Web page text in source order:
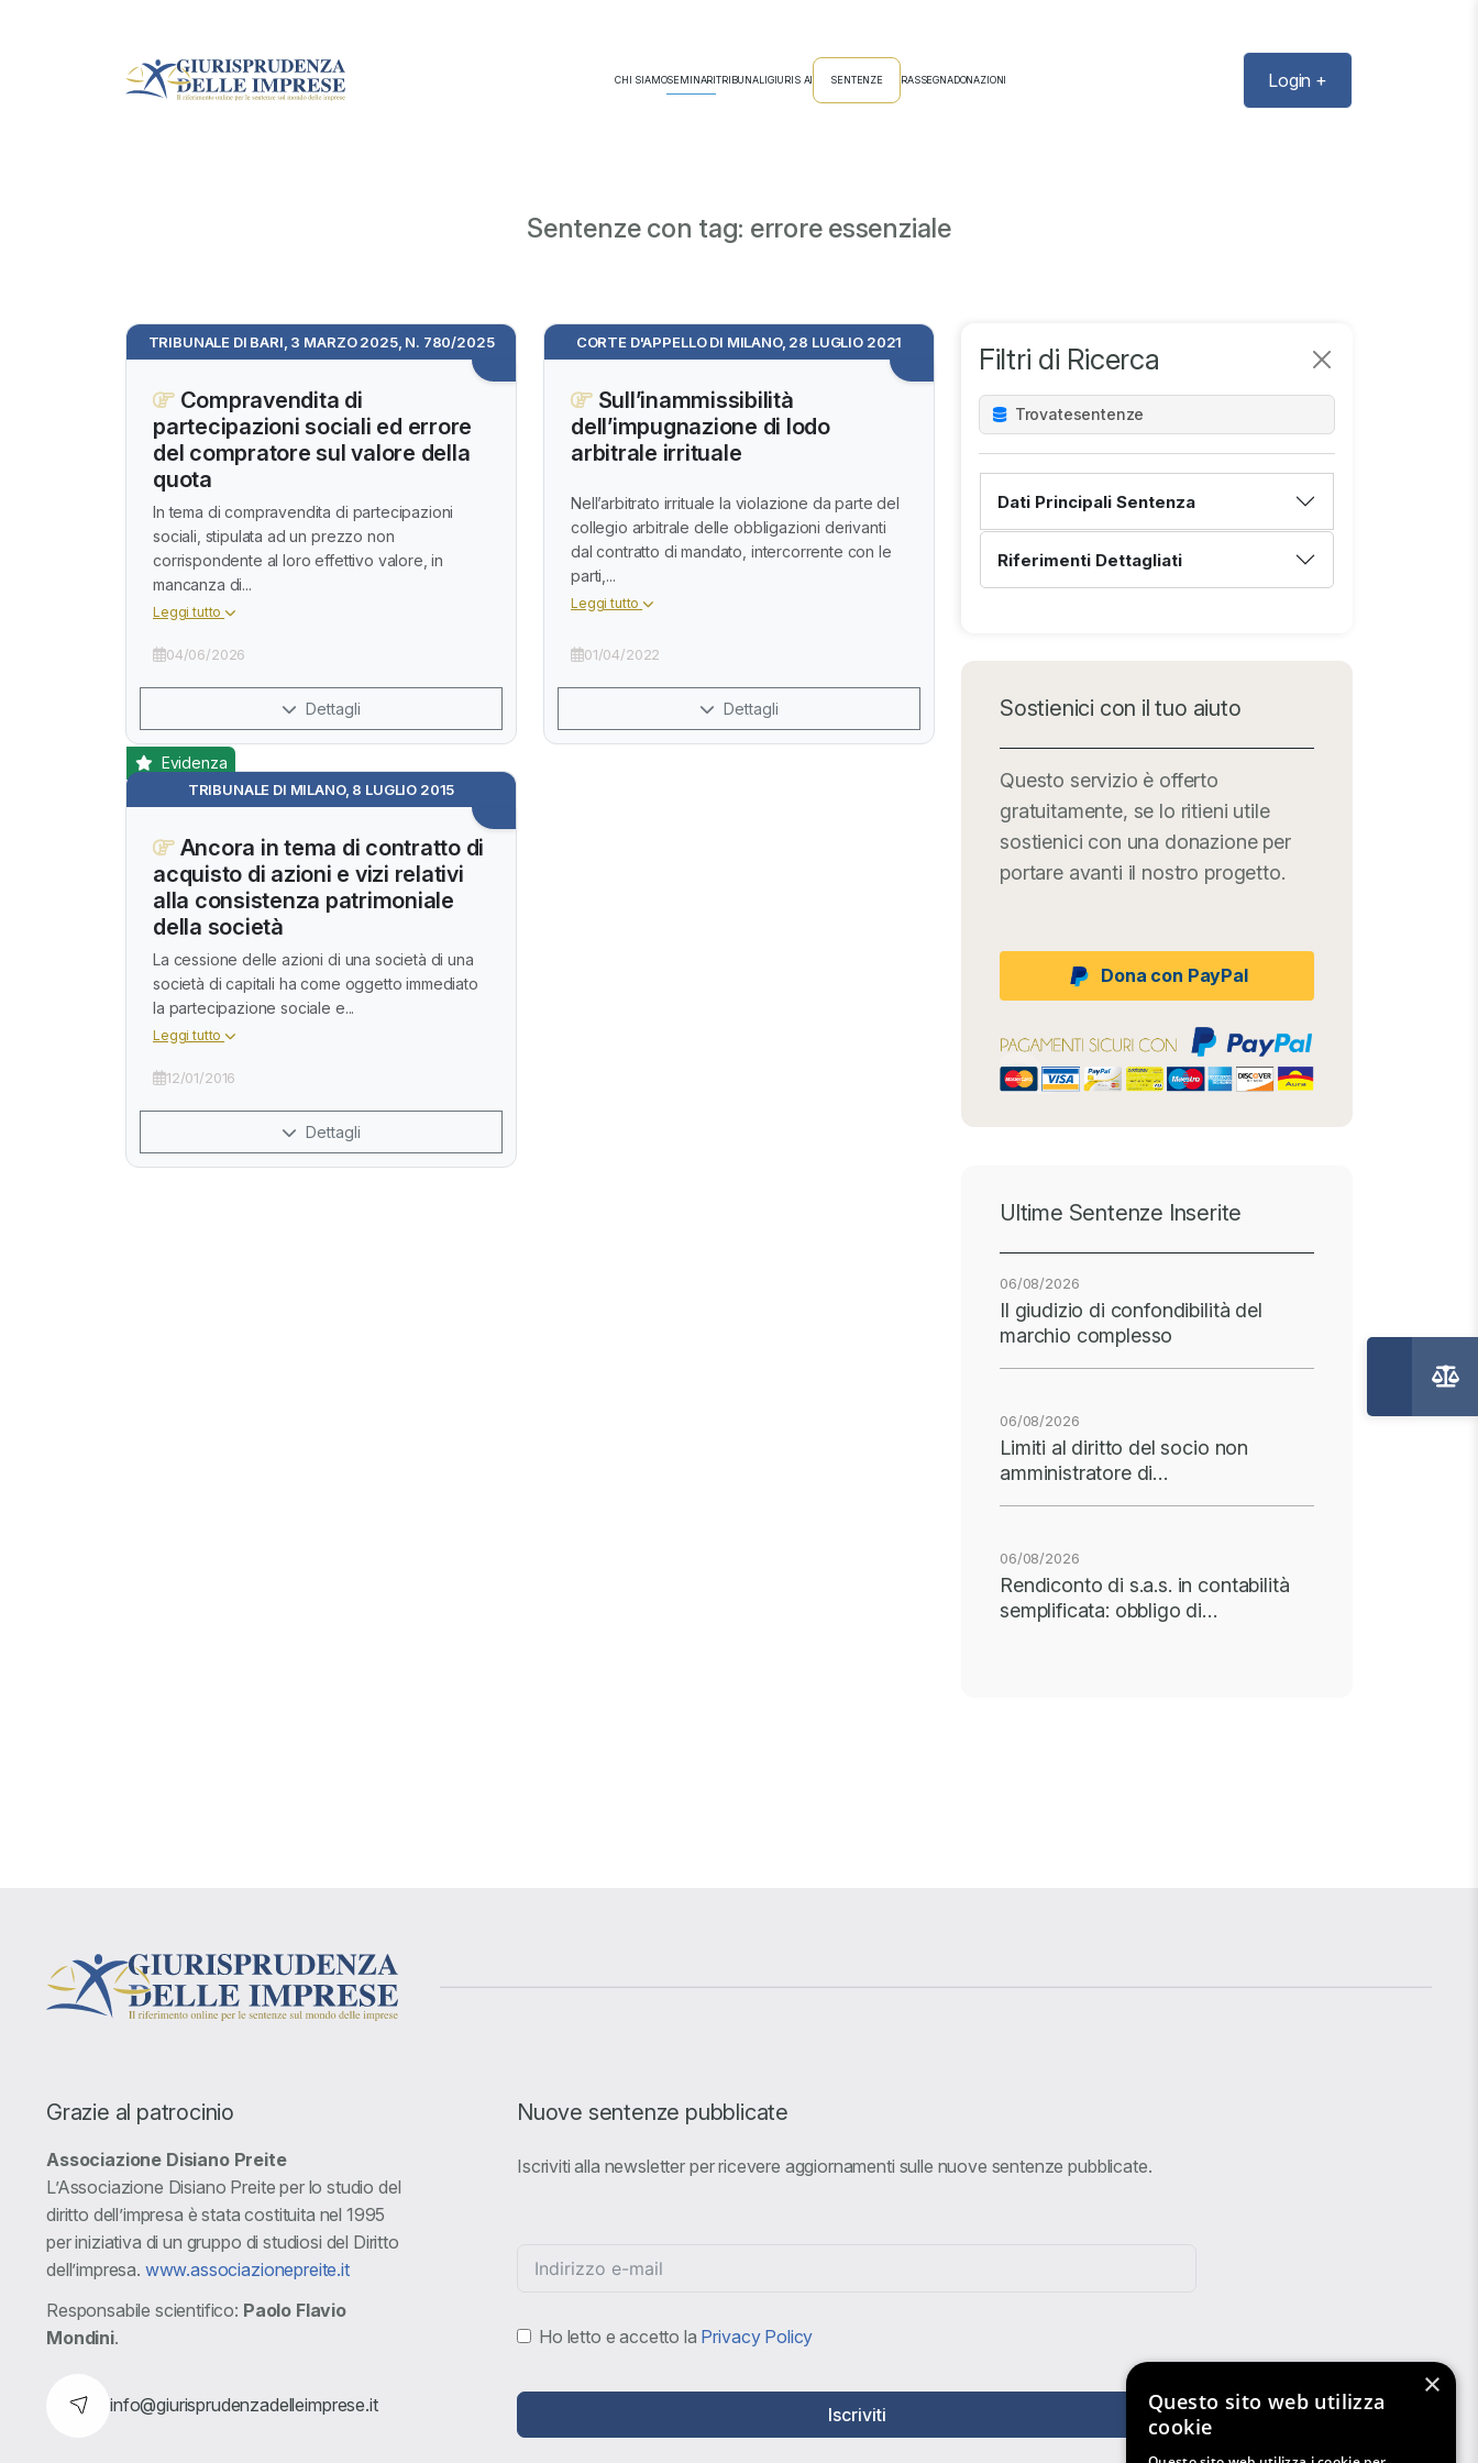
CHI SIAMOSEMINARITRIBUNALIGIURIS AI SENTENZE RASSEGNADONAZIONI Login +
Sentenze con tag: errore essenziale
Filtri di Ricerca
Trovatesentenze
Dati Principali Sentenza
Riferimenti Dettagliati
Sostienici con il tuo aiuto
Questo servizio è offerto
gratuitamente, se lo ritieni utile
sostienici con una donazione per
portare avanti il nostro progetto.
Dona con PayPal
Ultime Sentenze Inserite
06/08/2026
Il giudizio di confondibilità del
marchio complesso
06/08/2026
Limiti al diritto del socio non
amministratore di…
06/08/2026
Rendiconto di s.a.s. in contabilità
semplificata: obbligo di…
TRIBUNALE DI BARI, 3 MARZO 2025, N. 780/2025
Compravendita di
partecipazioni sociali ed errore
del compratore sul valore della
quota
In tema di compravendita di partecipazioni
sociali, stipulata ad un prezzo non
corrispondente al loro effettivo valore, in
mancanza di...
Leggi tutto
04/06/2026
Dettagli
CORTE D'APPELLO DI MILANO, 28 LUGLIO 2021
Sull’inammissibilità
dell’impugnazione di lodo
arbitrale irrituale
Nell’arbitrato irrituale la violazione da parte del
collegio arbitrale delle obbligazioni derivanti
dal contratto di mandato, intercorrente con le
parti,...
Leggi tutto
01/04/2022
Dettagli
TRIBUNALE DI MILANO, 8 LUGLIO 2015
Evidenza
Ancora in tema di contratto di
acquisto di azioni e vizi relativi
alla consistenza patrimoniale
della società
La cessione delle azioni di una società di una
società di capitali ha come oggetto immediato
la partecipazione sociale e...
Leggi tutto
12/01/2016
Dettagli
Grazie al patrocinio
Associazione Disiano Preite
L’Associazione Disiano Preite per lo studio del
diritto dell’impresa è stata costituita nel 1995
per iniziativa di un gruppo di studiosi del Diritto
dell’impresa. www.associazionepreite.it
Responsabile scientifico: Paolo Flavio
Mondini.
info@giurisprudenzadelleimprese.it
Nuove sentenze pubblicate
Iscriviti alla newsletter per ricevere aggiornamenti sulle nuove sentenze pubblicate.
Ho letto e accetto la Privacy Policy
Iscriviti
×
Questo sito web utilizza
cookie